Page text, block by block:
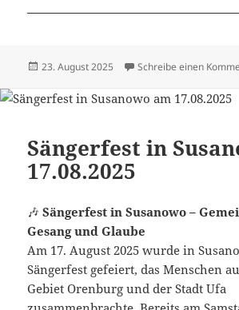
Veröffentlicht
23. August 2025 Schreibe einen
Sängerfest in
17.08.2025
🎶Sängerfest in Susanowo –
Gesang und Glaube
Am 17. August 2025 wurde in
Sängerfest gefeiert, das Menschen
Gebiet Orenburg und der Stadt Ufa